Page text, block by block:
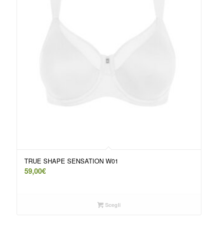
TRUE SHAPE SENSATION W01
59,00€
Scegli